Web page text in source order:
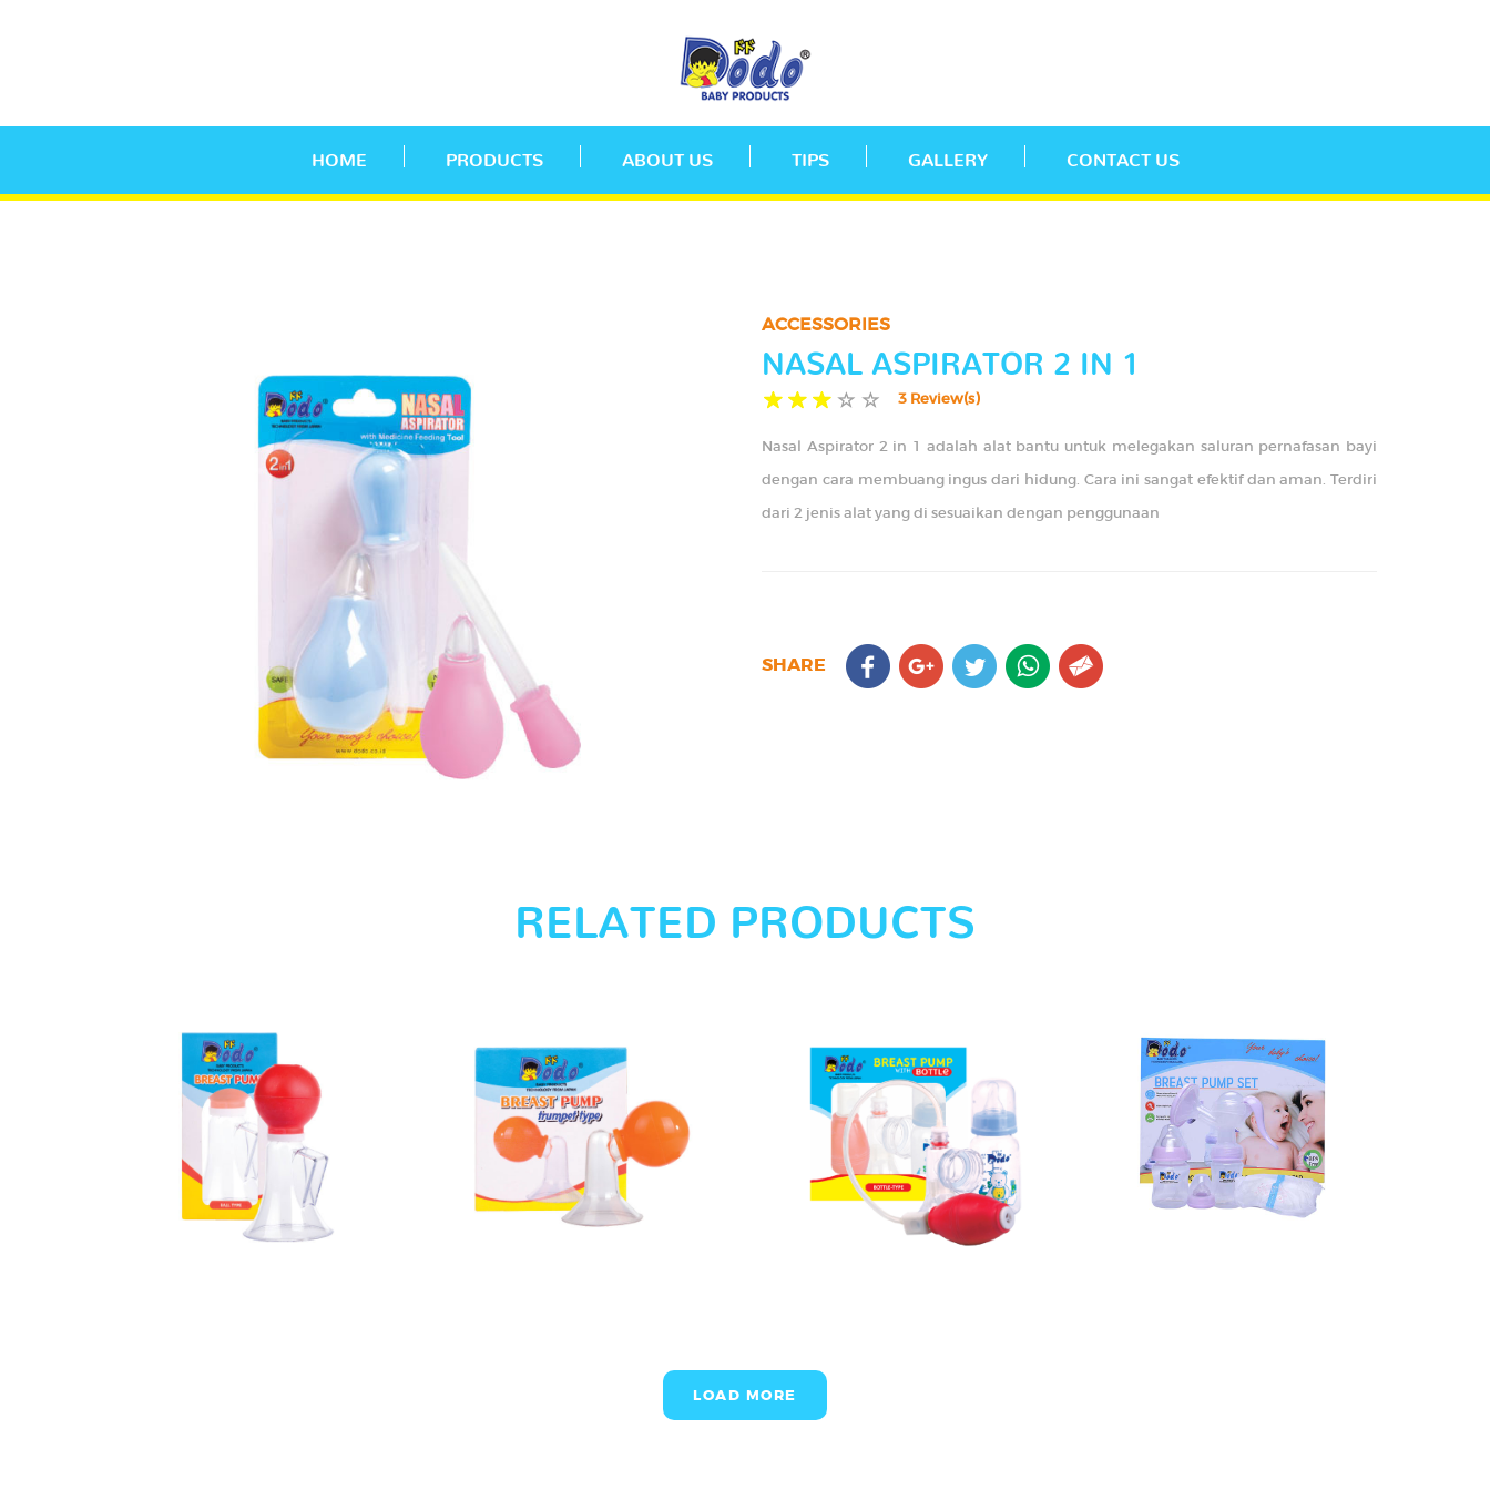
HOME PRODUCTS ABOUT US TIPS GALLERY CONTACT US
ACCESSORIES
NASAL ASPIRATOR 2 IN 1
3 Review(s)
Nasal Aspirator 2 in 1 adalah alat bantu untuk melegakan saluran pernafasan bayi
dengan cara membuang ingus dari hidung. Cara ini sangat efektif dan aman. Terdiri
dari 2 jenis alat yang di sesuaikan dengan penggunaan
SHARE
RELATED PRODUCTS
LOAD MORE